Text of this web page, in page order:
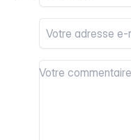
Votre email
Votre commentaire
Votre commentaire